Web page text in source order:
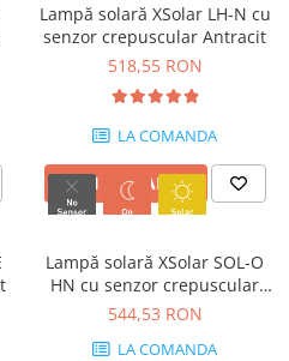
Lampă solară XSolar LH-N cu
senzor crepuscular Antracit
518,55 RON
LA COMANDA
VEZI VARIANTE
Lampă solară XSolar SOL-O
HN cu senzor crepuscular
Antracit
544,53 RON
LA COMANDA